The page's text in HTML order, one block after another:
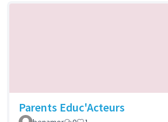
Parents Educ'Acteurs